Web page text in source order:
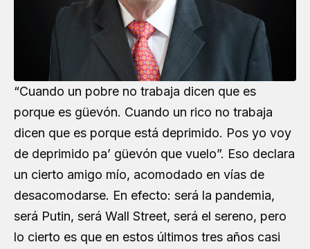
“Cuando un pobre no trabaja dicen que es
porque es güevón. Cuando un rico no trabaja
dicen que es porque está deprimido. Pos yo voy
de deprimido pa’ güevón que vuelo”. Eso declara
un cierto amigo mío, acomodado en vías de
desacomodarse. En efecto: será la pandemia,
será Putin, será Wall Street, será el sereno, pero
lo cierto es que en estos últimos tres años casi